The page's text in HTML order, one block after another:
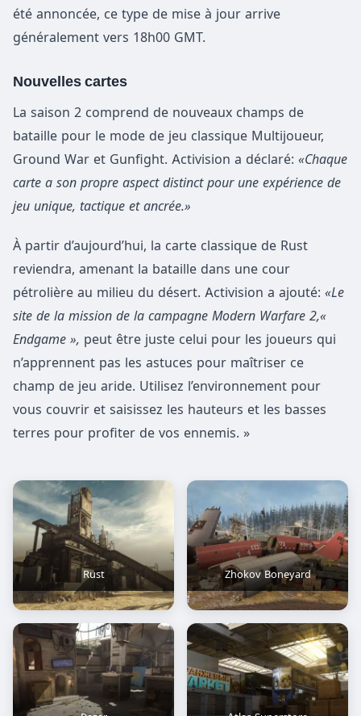
été annoncée, ce type de mise à jour arrive
généralement vers 18h00 GMT.
Nouvelles cartes
La saison 2 comprend de nouveaux champs de
bataille pour le mode de jeu classique Multijoueur,
Ground War et Gunfight. Activision a déclaré: «Chaque
carte a son propre aspect distinct pour une expérience de
jeu unique, tactique et ancrée.»
À partir d’aujourd’hui, la carte classique de Rust
reviendra, amenant la bataille dans une cour
pétrolière au milieu du désert. Activision a ajouté: «Le
site de la mission de la campagne Modern Warfare 2,«
Endgame », peut être juste celui pour les joueurs qui
n’apprennent pas les astuces pour maîtriser ce
champ de jeu aride. Utilisez l’environnement pour
vous couvrir et saisissez les hauteurs et les basses
terres pour profiter de vos ennemis. »
Rust Zhokov Boneyard